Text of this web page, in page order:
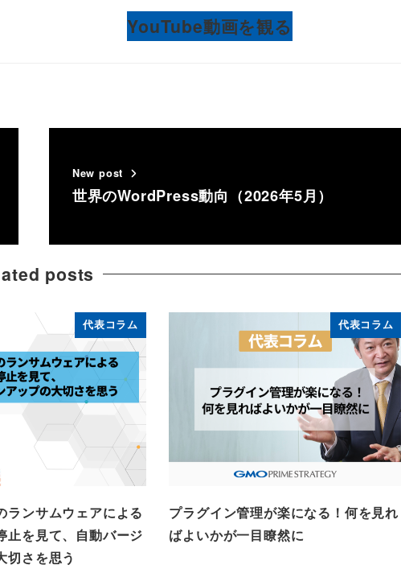
YouTube動画を観る
New post
世界のWordPress動向（2026年5月）
posts
代表コラム
ランサムウェアによる
止を見て、自動バージ
切さを思う
代表コラム
プラグイン管理が楽になる！何を見れ
ばよいかが一目瞭然に